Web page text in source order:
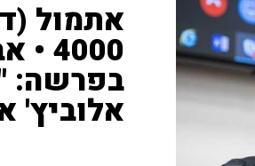
אתמול
בפרשה:
אלוביץ'